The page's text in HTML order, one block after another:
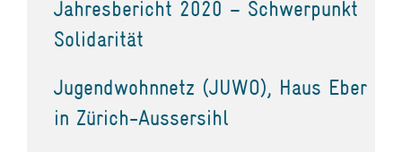
Jahresbericht 2020 – Schwerpunkt
Solidarität
Jugendwohnnetz (JUWO), Haus Eber
in Zürich-Aussersihl